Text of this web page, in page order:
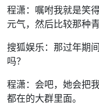
程潇：嘱咐我就是笑
元气，然后比较那种
搜狐娱乐：那过年期
吗？
程潇：会吧，她会把
都在的大群里面。